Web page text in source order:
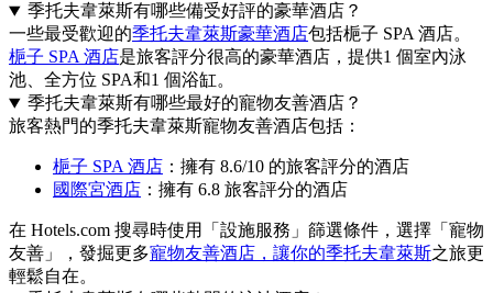
季托夫韋萊斯有哪些備受好評的豪華酒店？
一些最受歡迎的季托夫韋萊斯豪華酒店包括梔子 SPA 酒店。
梔子 SPA 酒店是旅客評分很高的豪華酒店，提供1 個室內泳
池、全方位 SPA和1 個浴缸。
季托夫韋萊斯有哪些最好的寵物友善酒店？
旅客熱門的季托夫韋萊斯寵物友善酒店包括：
梔子 SPA 酒店 ：擁有 8.6/10 的旅客評分的酒店
國際宮酒店 ：擁有 6.8 旅客評分的酒店
在 Hotels.com 搜尋時使用「設施服務」篩選條件，選擇「寵物
友善」，發掘更多寵物友善酒店，讓你的季托夫韋萊斯之旅更
輕鬆自在。